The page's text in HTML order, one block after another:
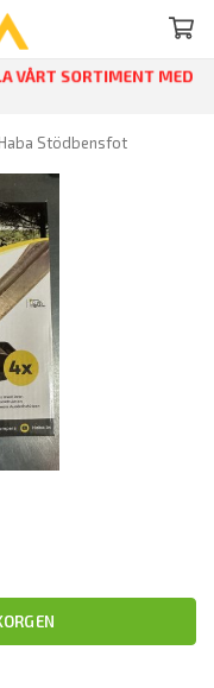
VÅRT SORTIMENT MED
Haba Stödbensfot